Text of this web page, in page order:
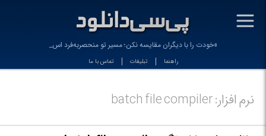
-
«خودت را با دیگران مقایسه نکن؛ مسیر تو منحصربه‌فرد است
راهنما تبلیغات تماس با ما
نرم افزار: batch file compiler